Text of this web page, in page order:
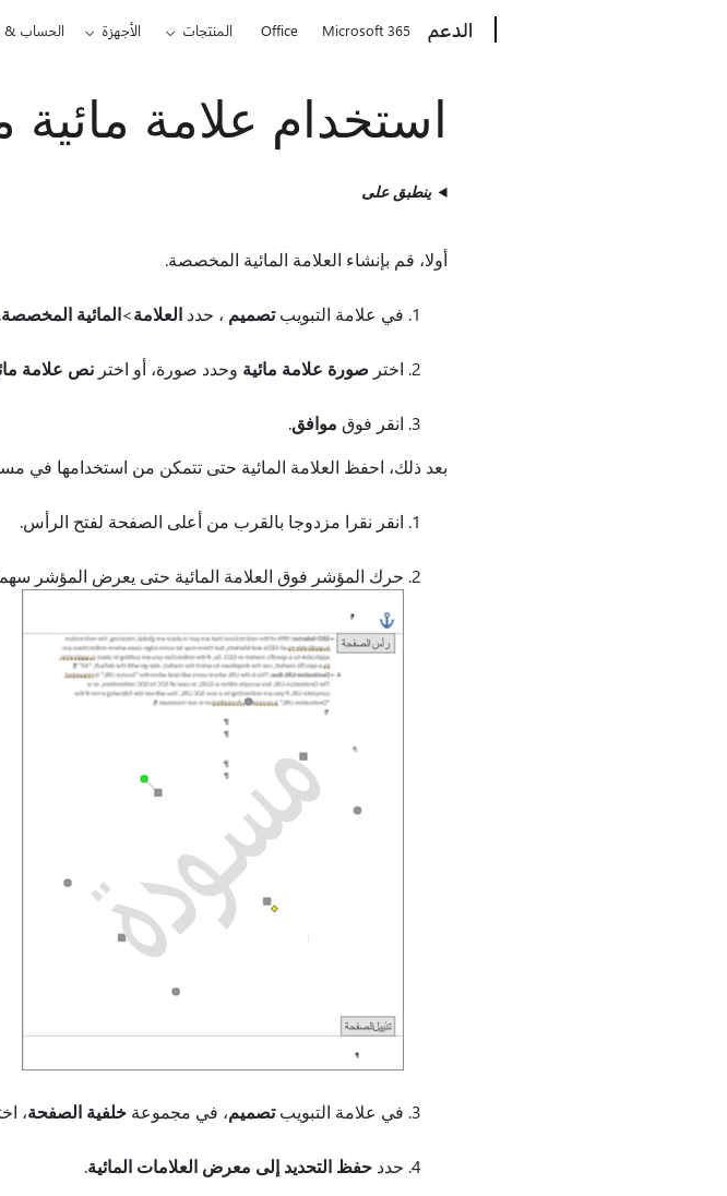
الدعم Microsoft 365
Office المنتجات الأجهزة الحساب &
استخدام علامة
ينطبق على
أولا، قم بإنشاء العلامة المائية المخصصة.
في علامة التبويبتصميم ، حددالعلامة>المائية المخصصة.
اختر صورة علامة مائية وحدد صورة، أو اخترنص علامة
انقر فوق موافق.
بعد ذلك، احفظ العلامة المائية حتى تتمكن من استخدامها في
انقر نقرا مزدوجا بالقرب من أعلى الصفحة لفتح الرأس.
حرك المؤشر فوق العلامة المائية حتى يعرض المؤشر سهما
في علامة التبويبتصميم، في مجموعةخلفية الصفحة،
حددحفظ التحديد إلى معرض العلامات المائية.